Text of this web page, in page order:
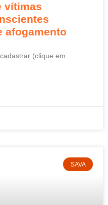
vítimas
afogamento
(clique em
SAVA